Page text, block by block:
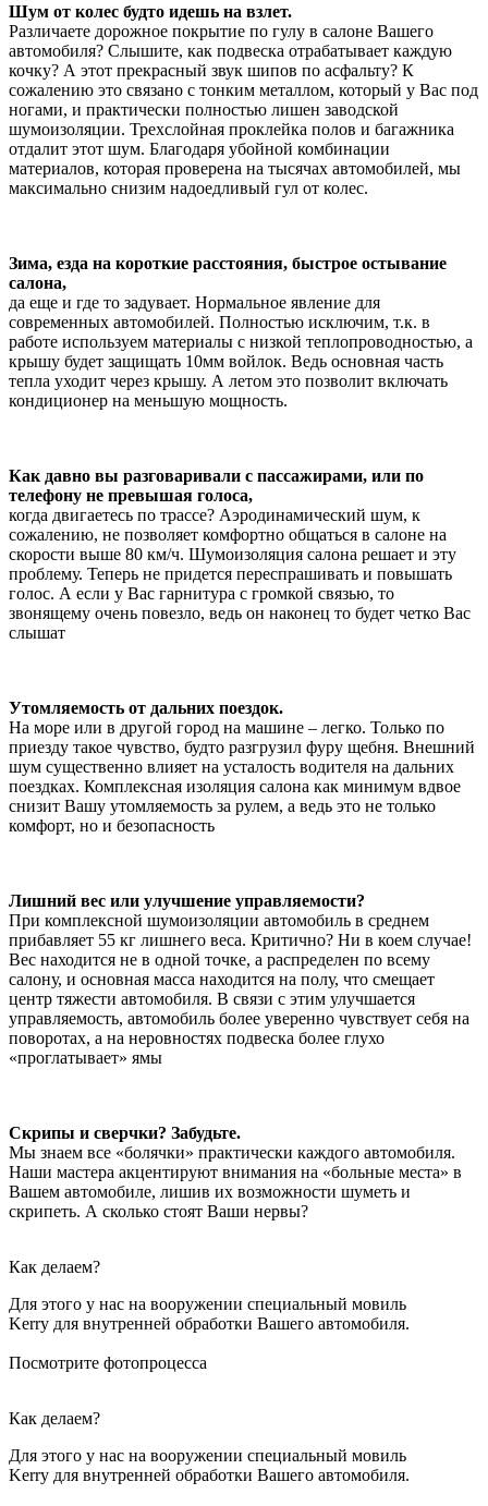
Шум от колес будто идешь на взлет.
Различаете дорожное покрытие по гулу в салоне Вашего
автомобиля? Слышите, как подвеска отрабатывает каждую
кочку? А этот прекрасный звук шипов по асфальту? К
сожалению это связано с тонким металлом, который у Вас под
ногами, и практически полностью лишен заводской
шумоизоляции. Трехслойная проклейка полов и багажника
отдалит этот шум. Благодаря убойной комбинации
материалов, которая проверена на тысячах автомобилей, мы
максимально снизим надоедливый гул от колес.
Зима, езда на короткие расстояния, быстрое остывание
салона,
да еще и где то задувает. Нормальное явление для
современных автомобилей. Полностью исключим, т.к. в
работе используем материалы с низкой теплопроводностью, а
крышу будет защищать 10мм войлок. Ведь основная часть
тепла уходит через крышу. А летом это позволит включать
кондиционер на меньшую мощность.
Как давно вы разговаривали с пассажирами, или по
телефону не превышая голоса,
когда двигаетесь по трассе? Аэродинамический шум, к
сожалению, не позволяет комфортно общаться в салоне на
скорости выше 80 км/ч. Шумоизоляция салона решает и эту
проблему. Теперь не придется переспрашивать и повышать
голос. А если у Вас гарнитура с громкой связью, то
звонящему очень повезло, ведь он наконец то будет четко Вас
слышат
Утомляемость от дальних поездок.
На море или в другой город на машине – легко. Только по
приезду такое чувство, будто разгрузил фуру щебня. Внешний
шум существенно влияет на усталость водителя на дальних
поездках. Комплексная изоляция салона как минимум вдвое
снизит Вашу утомляемость за рулем, а ведь это не только
комфорт, но и безопасность
Лишний вес или улучшение управляемости?
При комплексной шумоизоляции автомобиль в среднем
прибавляет 55 кг лишнего веса. Критично? Ни в коем случае!
Вес находится не в одной точке, а распределен по всему
салону, и основная масса находится на полу, что смещает
центр тяжести автомобиля. В связи с этим улучшается
управляемость, автомобиль более уверенно чувствует себя на
поворотах, а на неровностях подвеска более глухо
«проглатывает» ямы
Скрипы и сверчки? Забудьте.
Мы знаем все «болячки» практически каждого автомобиля.
Наши мастера акцентируют внимания на «больные места» в
Вашем автомобиле, лишив их возможности шуметь и
скрипеть. А сколько стоят Ваши нервы?
Как делаем?
Для этого у нас на вооружении специальный мовиль
Kerry для внутренней обработки Вашего автомобиля.
Посмотрите фотопроцесса
Как делаем?
Для этого у нас на вооружении специальный мовиль
Kerry для внутренней обработки Вашего автомобиля.